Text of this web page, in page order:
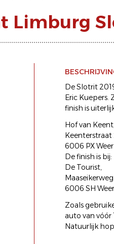
Limburg
De Slotrit
Eric Kuepers.
finish is
Hof van
Keenterstraat
6006 PX
De finish is bij:
De Tourist,
6006 SH
Zoals
auto van vóór
Natuurlijk